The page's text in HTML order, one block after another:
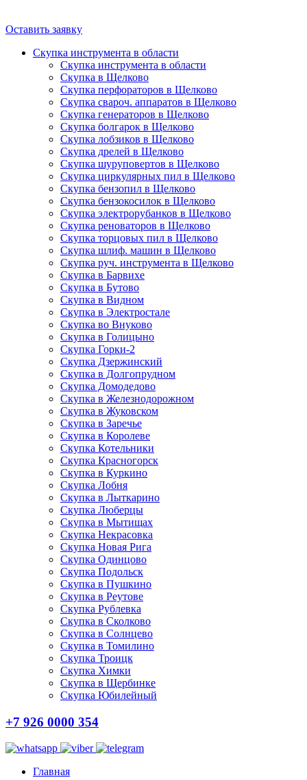
Оставить заявку
Скупка инструмента в области
Скупка инструмента в области
Скупка в Щелково
Скупка перфораторов в Щелково
Скупка свароч. аппаратов в Щелково
Скупка генераторов в Щелково
Скупка болгарок в Щелково
Скупка лобзиков в Щелково
Скупка дрелей в Щелково
Скупка шуруповертов в Щелково
Скупка циркулярных пил в Щелково
Скупка бензопил в Щелково
Скупка бензокосилок в Щелково
Скупка электрорубанков в Щелково
Скупка реноваторов в Щелково
Скупка торцовых пил в Щелково
Скупка шлиф. машин в Щелково
Скупка руч. инструмента в Щелково
Скупка в Барвихе
Скупка в Бутово
Скупка в Видном
Скупка в Электростале
Скупка во Внуково
Скупка в Голицыно
Скупка Горки-2
Скупка Дзержинский
Скупка в Долгопрудном
Скупка Домодедово
Скупка в Железнодорожном
Скупка в Жуковском
Скупка в Заречье
Скупка в Королеве
Скупка Котельники
Скупка Красногорск
Скупка в Куркино
Скупка Лобня
Скупка в Лыткарино
Скупка Люберцы
Скупка в Мытищах
Скупка Некрасовка
Скупка Новая Рига
Скупка Одинцово
Скупка Подольск
Скупка в Пушкино
Скупка в Реутове
Скупка Рублевка
Скупка в Сколково
Скупка в Солнцево
Скупка в Томилино
Скупка Троицк
Скупка Химки
Скупка в Щербинке
Скупка Юбилейный
+7 926 0000 354
Главная